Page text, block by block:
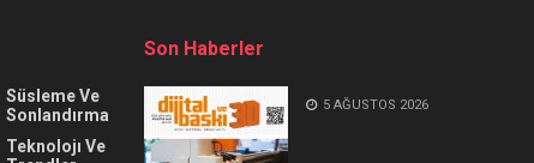
Süsleme Ve
Sonlandırma
Teknolojı Ve
Son Haberler
5 AĞUSTOS 2026